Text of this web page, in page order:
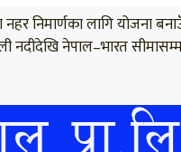
निमार्णका लागि योजना
नदीदेखि नेपाल–भारत